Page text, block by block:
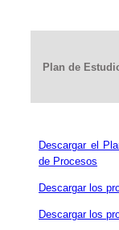
Plan de
Descargar el
de Procesos
Descargar los
Descargar los